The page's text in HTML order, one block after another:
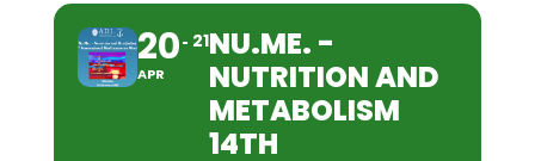
20
APR
21NU.ME. -
NUTRITION AND
METABOLISM
14TH